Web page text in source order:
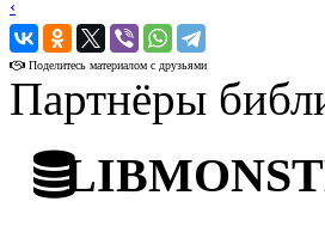
‹
›
Поделитесь материалом с друзьями
Партнёры